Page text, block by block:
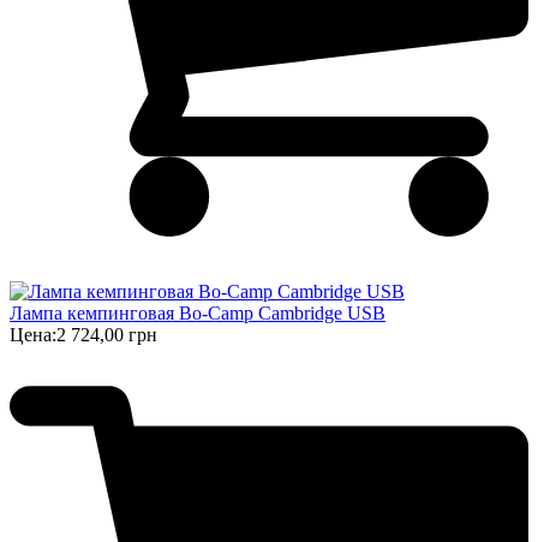
Лампа кемпинговая Bo-Camp Cambridge USB
Цена:2 724,00 грн